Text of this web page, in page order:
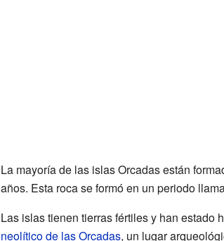
La mayoría de las islas Orcadas están
años. Esta roca se formó en un periodo
Las islas tienen tierras fértiles y han estado
neolítico de las Orcadas, un lugar